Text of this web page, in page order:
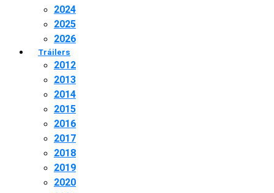
2024
2025
2026
Tráilers
2012
2013
2014
2015
2016
2017
2018
2019
2020